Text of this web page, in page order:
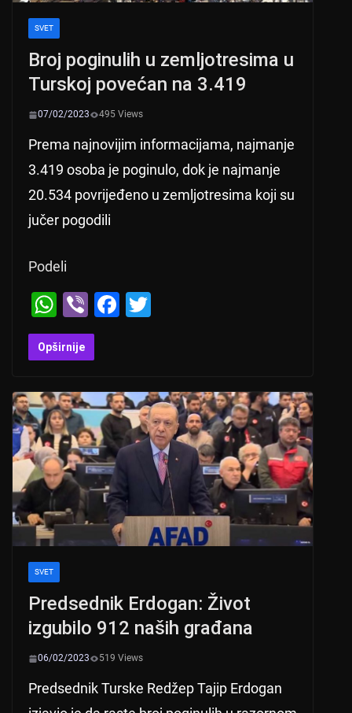
SVET
Broj poginulih u zemljotresima u
Turskoj povećan na 3.419
07/02/2023 495 Views
Prema najnovijim informacijama, najmanje
3.419 osoba je poginulo, dok je najmanje
20.534 povrijeđeno u zemljotresima koji su
jučer pogodili
Podeli
W
h
at
A
p
p
Vi
b
er
F
b
o
o
k
Opširnije
SVET
Predsednik Erdogan: Život
izgubilo 912 naših građana
06/02/2023 519 Views
Predsednik Turske Redžep Tajip Erdogan